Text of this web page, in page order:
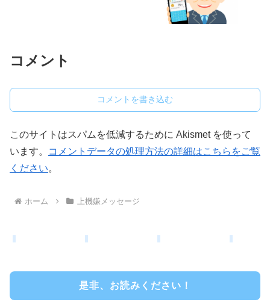
コメント
コメントを書き込む
このサイトはスパムを低減するために Akismet を使って
います。
コメントデータの処理方法の詳細はこちらをご覧
ください。
ホーム 上機嫌メッセージ
是非、お読みください！